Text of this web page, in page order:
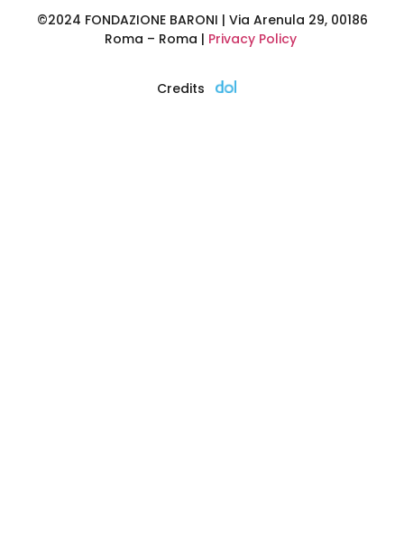
©2024 FONDAZIONE BARONI | Via Arenula 29, 00186
Roma – Roma | Privacy Policy
Credits